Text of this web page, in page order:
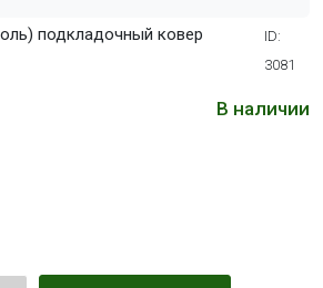
подкладочный ковер
ID:
3081
В наличии